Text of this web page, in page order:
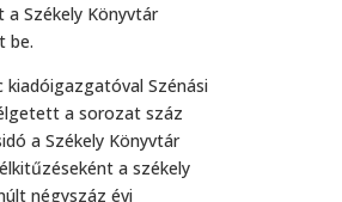
a Székely Könyvtár
be.
kiadóigazgatóval Szénási
a sorozat száz
a Székely Könyvtár
a székely
négyszáz évi